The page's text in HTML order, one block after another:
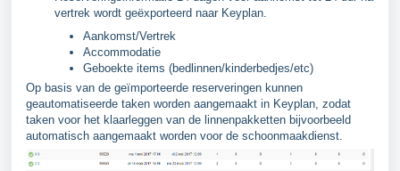
vertrek wordt geëxporteerd naar Keyplan.
Aankomst/Vertrek
Accommodatie
Geboekte items (bedlinnen/kinderbedjes/etc)
Op basis van de geïmporteerde reserveringen kunnen
geautomatiseerde taken worden aangemaakt in Keyplan, zodat
taken voor het klaarleggen van de linnenpakketten bijvoorbeeld
automatisch aangemaakt worden voor de schoonmaakdienst.